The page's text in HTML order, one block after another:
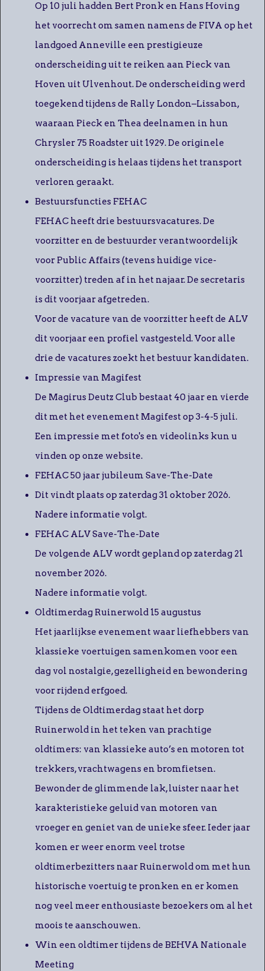
Op 10 juli hadden Bert Pronk en Hans Hoving
het voorrecht om samen namens de FIVA op het
landgoed Anneville een prestigieuze
onderscheiding uit te reiken aan Pieck van
Hoven uit Ulvenhout. De onderscheiding werd
toegekend tijdens de Rally London–Lissabon,
waaraan Pieck en Thea deelnamen in hun
Chrysler 75 Roadster uit 1929. De originele
onderscheiding is helaas tijdens het transport
verloren geraakt.
Bestuursfuncties FEHAC
FEHAC heeft drie bestuursvacatures. De
voorzitter en de bestuurder verantwoordelijk
voor Public Affairs (tevens huidige vice-
voorzitter) treden af in het najaar. De secretaris
is dit voorjaar afgetreden.
Voor de vacature van de voorzitter heeft de ALV
dit voorjaar een profiel vastgesteld. Voor alle
drie de vacatures zoekt het bestuur kandidaten.
Impressie van Magifest
De Magirus Deutz Club bestaat 40 jaar en vierde
dit met het evenement Magifest op 3-4-5 juli.
Een impressie met foto's en videolinks kun u
vinden op onze website.
FEHAC 50 jaar jubileum Save-The-Date
Dit vindt plaats op zaterdag 31 oktober 2026.
Nadere informatie volgt.
FEHAC ALV Save-The-Date
De volgende ALV wordt gepland op zaterdag 21
november 2026.
Nadere informatie volgt.
Oldtimerdag Ruinerwold 15 augustus
Het jaarlijkse evenement waar liefhebbers van
klassieke voertuigen samenkomen voor een
dag vol nostalgie, gezelligheid en bewondering
voor rijdend erfgoed.
Tijdens de Oldtimerdag staat het dorp
Ruinerwold in het teken van prachtige
oldtimers: van klassieke auto’s en motoren tot
trekkers, vrachtwagens en bromfietsen.
Bewonder de glimmende lak, luister naar het
karakteristieke geluid van motoren van
vroeger en geniet van de unieke sfeer. Ieder jaar
komen er weer enorm veel trotse
oldtimerbezitters naar Ruinerwold om met hun
historische voertuig te pronken en er komen
nog veel meer enthousiaste bezoekers om al het
moois te aanschouwen.
Win een oldtimer tijdens de BEHVA Nationale
Meeting